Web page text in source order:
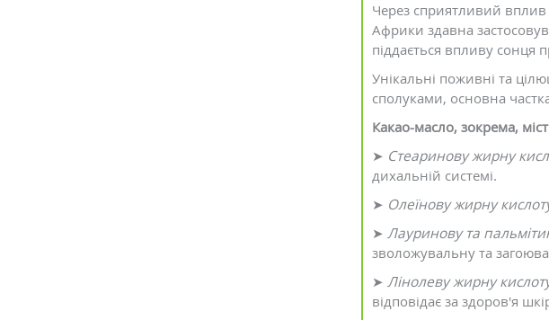
Через сприятливий вплив
Африки здавна
піддається впливу сонця
Унікальні поживні та
сполуками, основна
Какао-масло, зокрема,
➤ Стеаринову жирну
дихальній системі.
➤ Олеїнову жирну
➤ Лауринову та
зволожувальну та
➤ Лінолеву жирну
відповідає за здоров'я